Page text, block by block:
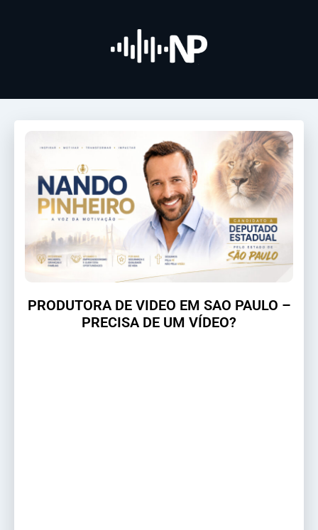
PRODUTORA DE VIDEO EM SAO PAULO –
PRECISA DE UM VÍDEO?